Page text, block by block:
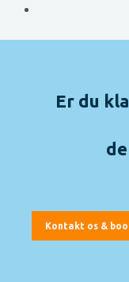
Er du
Kontakt os &